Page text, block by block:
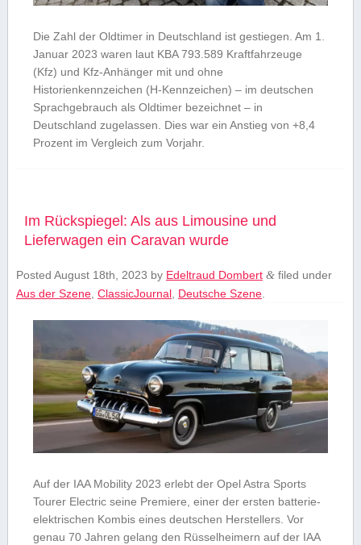
Die Zahl der Oldtimer in Deutschland ist gestiegen. Am 1.
Januar 2023 waren laut KBA 793.589 Kraftfahrzeuge
(Kfz) und Kfz-Anhänger mit und ohne
Historienkennzeichen (H-Kennzeichen) – im deutschen
Sprachgebrauch als Oldtimer bezeichnet – in
Deutschland zugelassen. Dies war ein Anstieg von +8,4
Prozent im Vergleich zum Vorjahr.
Im Rückspiegel: Als aus Limousine und
Lieferwagen ein Caravan wurde
Posted August 18th, 2023 by Edeltraud Dombert &filed under
Aus der Szene, ClassicJournal, Deutsche Szene.
Auf der IAA Mobility 2023 erlebt der Opel Astra Sports
Tourer Electric seine Premiere, einer der ersten batterie-
elektrischen Kombis eines deutschen Herstellers. Vor
genau 70 Jahren gelang den Rüsselheimern auf der IAA